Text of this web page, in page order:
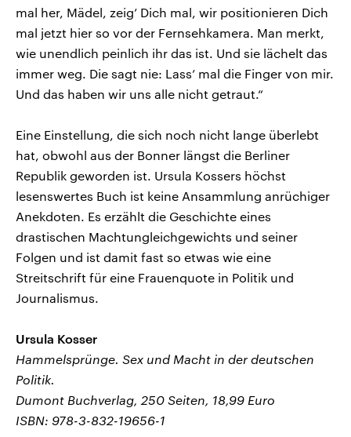
mal her, Mädel, zeig’ Dich mal, wir positionieren Dich
mal jetzt hier so vor der Fernsehkamera. Man merkt,
wie unendlich peinlich ihr das ist. Und sie lächelt das
immer weg. Die sagt nie: Lass’ mal die Finger von mir.
Und das haben wir uns alle nicht getraut.“
Eine Einstellung, die sich noch nicht lange überlebt
hat, obwohl aus der Bonner längst die Berliner
Republik geworden ist. Ursula Kossers höchst
lesenswertes Buch ist keine Ansammlung anrüchiger
Anekdoten. Es erzählt die Geschichte eines
drastischen Machtungleichgewichts und seiner
Folgen und ist damit fast so etwas wie eine
Streitschrift für eine Frauenquote in Politik und
Journalismus.
Ursula Kosser
Hammelsprünge. Sex und Macht in der deutschen
Politik.
Dumont Buchverlag, 250 Seiten, 18,99 Euro
ISBN: 978-3-832-19656-1